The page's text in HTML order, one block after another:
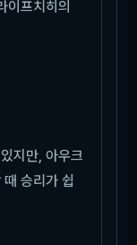
이프치히의
지만, 아우크
승리가 쉽